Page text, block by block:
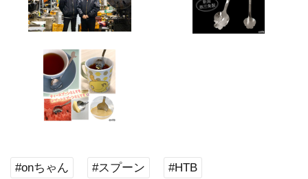
#onちゃん #スプーン #HTB